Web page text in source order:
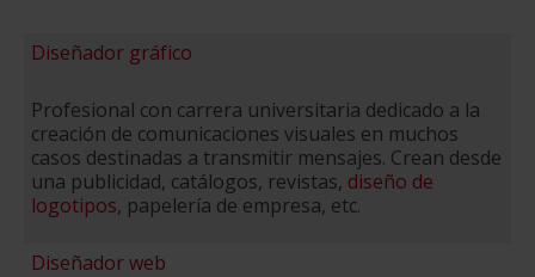
Diseñador gráfico
Profesional con carrera universitaria dedicado a la
creación de comunicaciones visuales en muchos
casos destinadas a transmitir mensajes. Crean desde
una publicidad, catálogos, revistas, diseño de
logotipos, papelería de empresa, etc.
Diseñador web